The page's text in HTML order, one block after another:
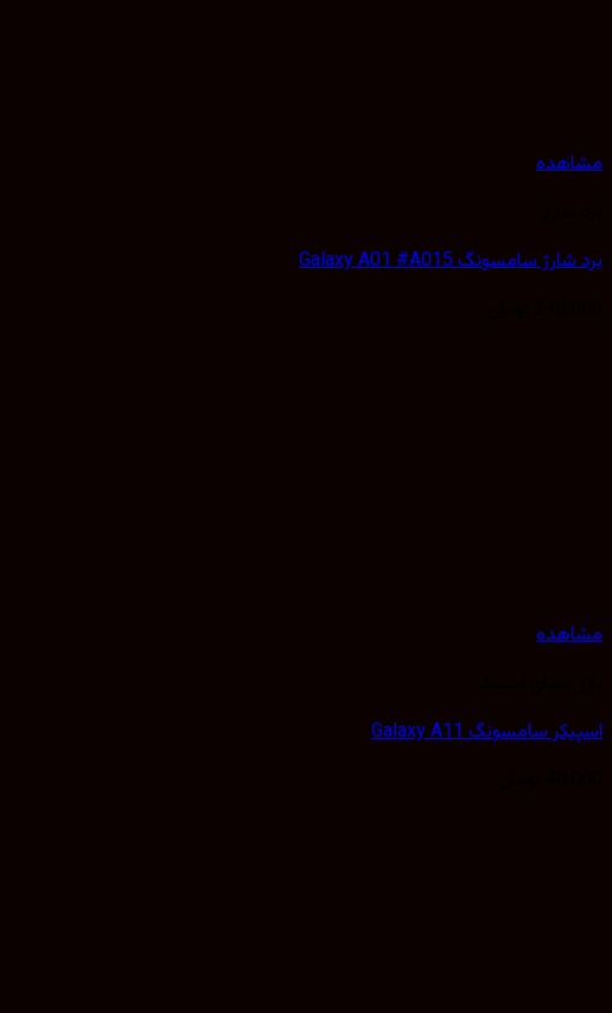
مشاهده
برد شارژ سامسونگ Galaxy A01 #A015
مشاهده
اسپیکر سامسونگ Galaxy A11